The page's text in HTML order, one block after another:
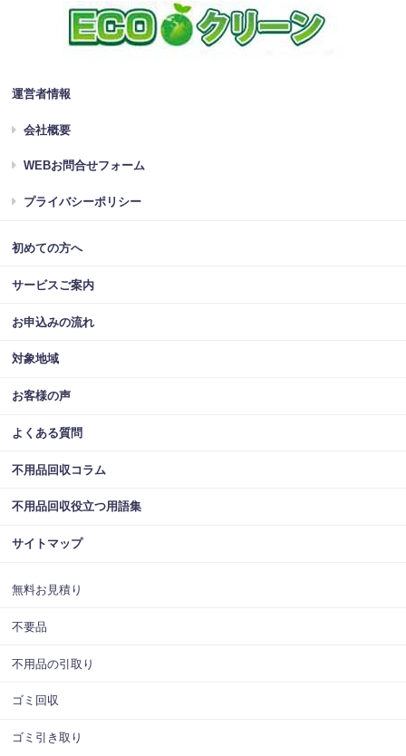
運営者情報
会社概要
WEBお問合せフォーム
プライバシーポリシー
初めての方へ
サービスご案内
お申込みの流れ
対象地域
お客様の声
よくある質問
不用品回収コラム
不用品回収役立つ用語集
サイトマップ
無料お見積り
不要品
不用品の引取り
ゴミ回収
ゴミ引き取り